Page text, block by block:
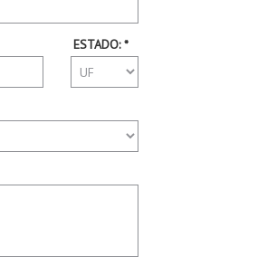
ESTADO: *